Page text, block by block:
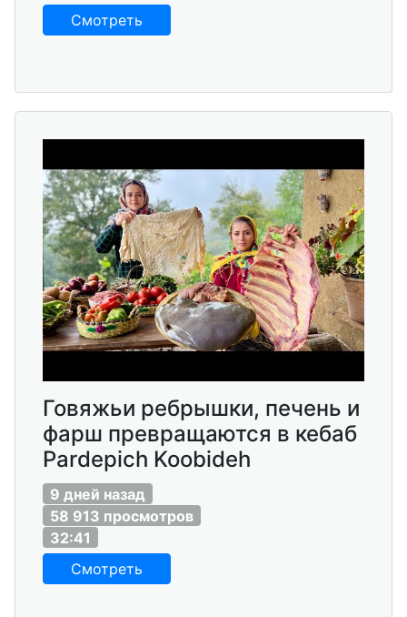
Смотреть
Говяжьи ребрышки, печень и
фарш превращаются в кебаб
Pardepich Koobideh
9 дней назад
58 913 просмотров
32:41
Смотреть